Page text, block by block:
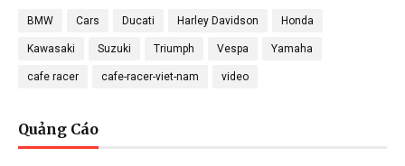
BMW Cars Ducati Harley Davidson Honda
Kawasaki Suzuki Triumph Vespa Yamaha
cafe racer cafe-racer-viet-nam video
Quảng Cáo